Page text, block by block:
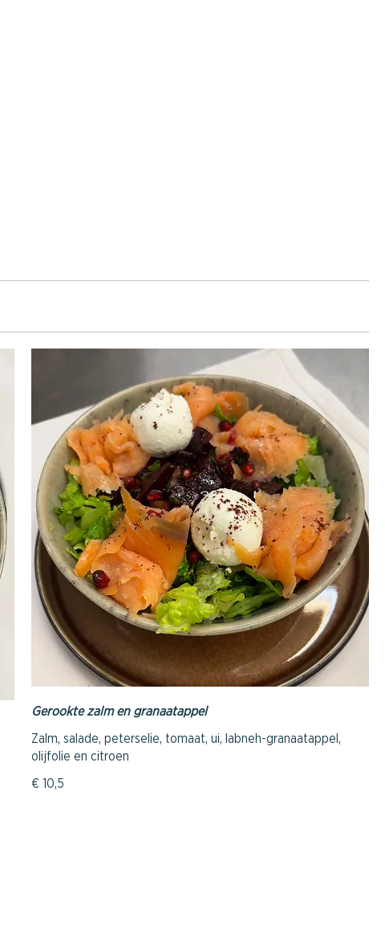
Gerookte zalm en granaatappel
Zalm, salade, peterselie, tomaat, ui, labneh-granaatappel,
olijfolie en citroen
€ 10,5